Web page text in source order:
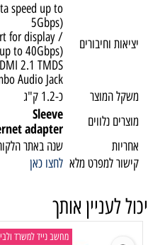
יציאות וחיבורים
speed up to
5Gbps)
for display /
to 40Gbps)
2.1 TMDS
Audio Jack
משקל המוצר
כ-1.2 ק"ג
מוצרים נלווים
Sleeve
adapter
אחריות
שנה באתר
קישור למפרט מלא לחצו כאן
יכול לעניין אותך
מחשב נייד למשרד